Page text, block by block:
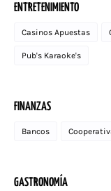
ENTRETENIMIENTO
Casinos Apuestas
Pub's Karaoke's
FINANZAS
Bancos
GASTRONOMÍA